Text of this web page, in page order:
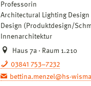
Professorin
Architectural Lighting Design
Design (Produktdesign/
Innenarchitektur
Haus 7a · Raum 1.210
03841 753–7232
bettina.menzel@hs-